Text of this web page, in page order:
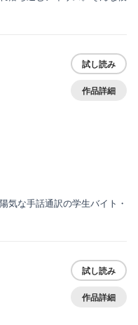
試し読み
作品詳細
気な手話通訳の学生バイト・
試し読み
作品詳細